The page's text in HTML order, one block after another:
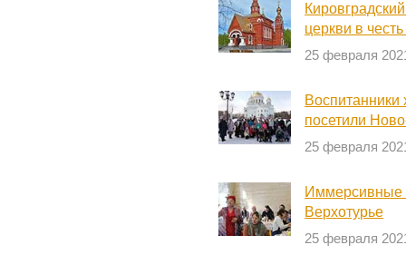
церкви в
25 февраля
посетили
25 февраля
Иммерсивные
Верхотурье
25 февраля